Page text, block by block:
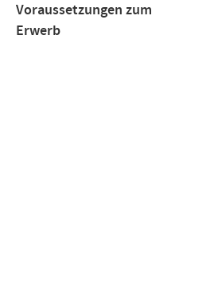
Voraussetzungen zum
Erwerb